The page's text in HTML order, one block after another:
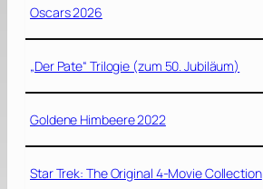
Oscars 2026
„Der Pate“ Trilogie (zum 50. Jubiläum)
Goldene Himbeere 2022
Star Trek: The Original 4-Movie Collection